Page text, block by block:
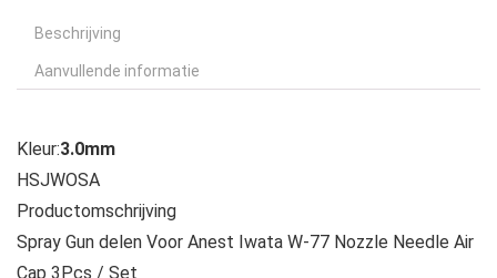
Beschrijving
Aanvullende informatie
Kleur:3.0mm
HSJWOSA
Productomschrijving
Spray Gun delen Voor Anest Iwata W-77 Nozzle Needle Air
Cap 3Pcs / Set